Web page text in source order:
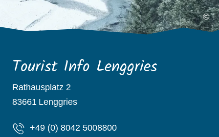
©
Tourist Info Lenggries
Rathausplatz 2
83661 Lenggries
+49 (0) 8042 5008800